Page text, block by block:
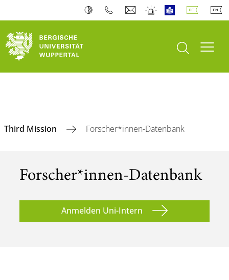
Suche öffnen
Third Mission Forscher*innen-Datenbank
Forscher*innen-Datenbank
Anmelden Uni-Intern